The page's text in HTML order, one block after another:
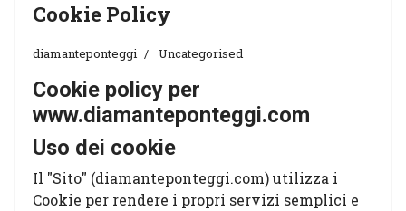
Cookie Policy
diamanteponteggi Uncategorised
Cookie policy per
www.diamanteponteggi.com
Uso dei cookie
Il "Sito" (diamanteponteggi.com) utilizza i
Cookie per rendere i propri servizi semplici e